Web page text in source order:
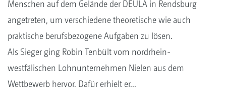
Menschen auf dem Gelände der DEULA in Rendsburg
angetreten, um verschiedene theoretische wie auch
praktische berufsbezogene Aufgaben zu lösen.
Als Sieger ging Robin Tenbült vom nordrhein-
westfälischen Lohnunternehmen Nielen aus dem
Wettbewerb hervor. Dafür erhielt er...